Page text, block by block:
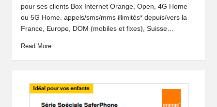
pour ses clients Box Internet Orange, Open, 4G Home
ou 5G Home. appels/sms/mms illimités* depuis/vers la
France, Europe, DOM (mobiles et fixes), Suisse…
Read More